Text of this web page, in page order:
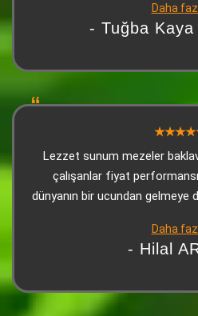
konusunda ise makarnası,
gayet güzeldi. Üzerine tatlı
andan itibaren manipüle
Daha
- Tuğba
Lezzet sunum mezeler
çalışanlar fiyat
dünyanın bir ucundan gelmeye
Daha
- Hilal